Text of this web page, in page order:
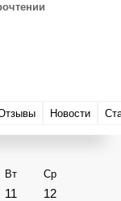
Новости
Вт
11
Ср
12